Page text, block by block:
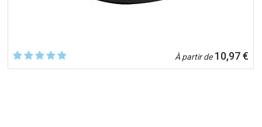
À partir de10,97 €